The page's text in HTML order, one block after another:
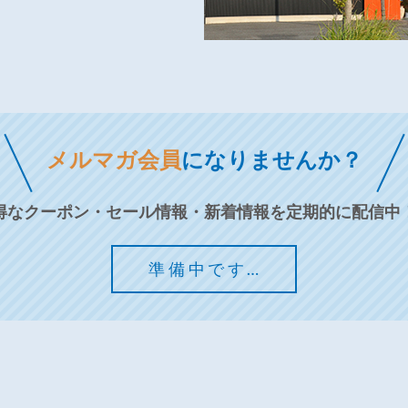
メルマガ会員になりませんか？
なクーポン・セール情報・新着情報を定期的に配信中
準備中です…